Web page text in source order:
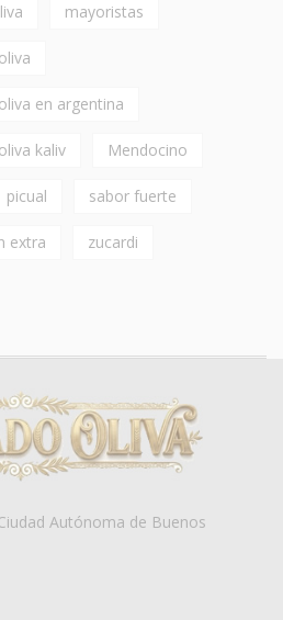
mayoristas
en argentina
kaliv Mendocino
picual sabor fuerte
extra zucardi
Autónoma de Buenos